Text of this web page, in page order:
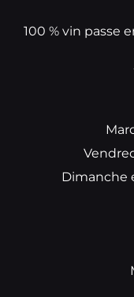
100 % vin passe
Dimanche